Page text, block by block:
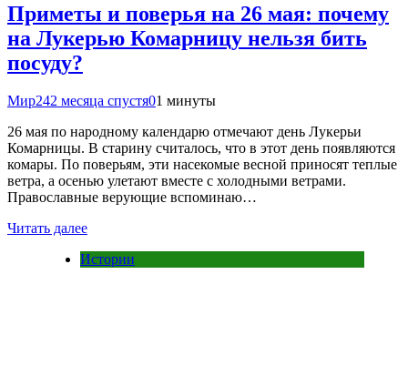
Приметы и поверья на 26 мая: почему
на Лукерью Комарницу нельзя бить
посуду?
Мир242 месяца спустя01 минуты
26 мая по народному календарю отмечают день Лукерьи
Комарницы. В старину считалось, что в этот день появляются
комары. По поверьям, эти насекомые весной приносят теплые
ветра, а осенью улетают вместе с холодными ветрами.
Православные верующие вспоминаю…
Читать далее
Истории